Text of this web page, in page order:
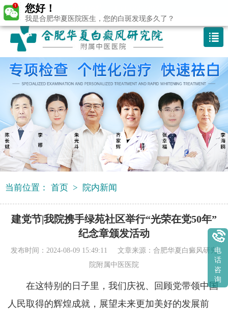
当前位置： 首页 > 院内新闻
建党节|我院携手绿苑社区举行“光荣在党50年”
纪念章颁发活动
发布时间：2024-08-09 15:49:11 文章来源： 合肥华夏白癜风研究
院附属中医医院
在这特别的日子里，我们庆祝、回顾党带领中国
人民取得的辉煌成就，展望未来更加美好的发展前
电
话
咨
询
您好！
我是合肥华夏医院医生，您的白斑发现多久了？